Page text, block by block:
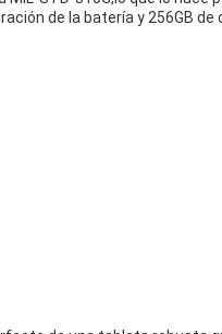
de la batería y 256GB de